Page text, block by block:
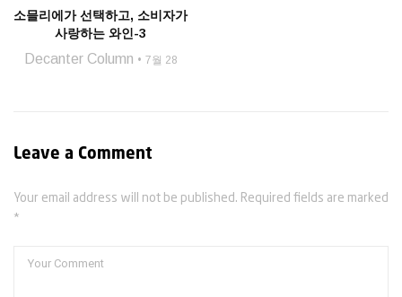
소믈리에가 선택하고, 소비자가
사랑하는 와인-3
Decanter Column 7월 28
Leave a Comment
Your email address will not be published. Required fields are marked
*